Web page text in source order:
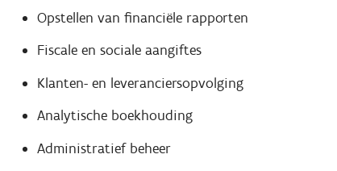
Opstellen van financiële rapporten
Fiscale en sociale aangiftes
Klanten- en leveranciersopvolging
Analytische boekhouding
Administratief beheer